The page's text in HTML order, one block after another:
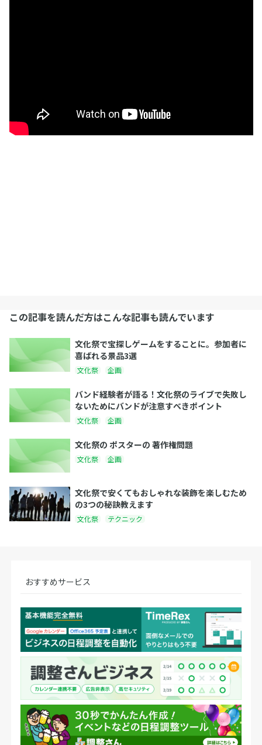
この記事を読んだ方はこんな記事も読んでいます
文化祭で宝探しゲームをすることに。参加者に
喜ばれる景品3選
文化祭 企画
バンド経験者が語る！文化祭のライブで失敗し
ないためにバンドが注意すべきポイント
文化祭 企画
文化祭の ポスターの 著作権問題
文化祭 企画
文化祭で安くてもおしゃれな装飾を楽しむため
の3つの秘訣教えます
文化祭 テクニック
おすすめサービス